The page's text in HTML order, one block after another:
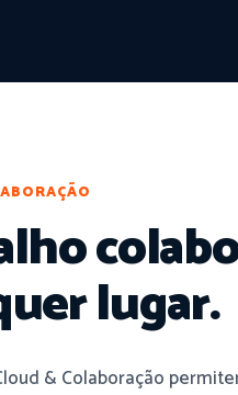
lugar.
& Colaboração